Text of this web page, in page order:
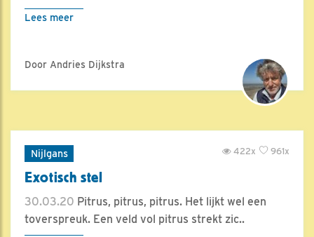
Lees meer
Door Andries Dijkstra
Nijlgans 961x
422x
Exotisch stel
30.03.20 Pitrus, pitrus, pitrus. Het lijkt wel een
toverspreuk. Een veld vol pitrus strekt zic..